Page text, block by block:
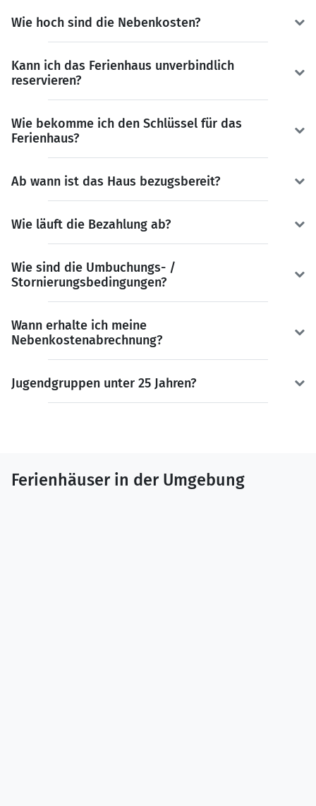
Wie hoch sind die Nebenkosten?
Kann ich das Ferienhaus unverbindlich
reservieren?
Wie bekomme ich den Schlüssel für das
Ferienhaus?
Ab wann ist das Haus bezugsbereit?
Wie läuft die Bezahlung ab?
Wie sind die Umbuchungs- /
Stornierungsbedingungen?
Wann erhalte ich meine
Nebenkostenabrechnung?
Jugendgruppen unter 25 Jahren?
Ferienhäuser in der Umgebung